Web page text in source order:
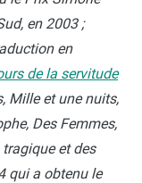
en 2003 ;
en
de la servitude
Mille et une nuits,
Des Femmes,
et des
qui a obtenu le